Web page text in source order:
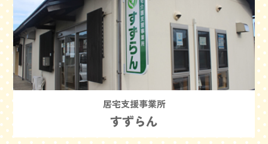
居宅支援事業所
すずらん